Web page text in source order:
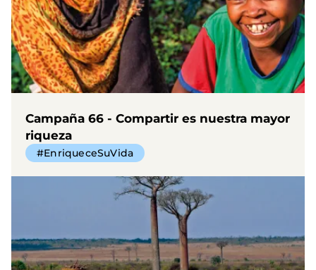
Campaña 66 - Compartir es nuestra mayor
riqueza
#EnriqueceSuVida